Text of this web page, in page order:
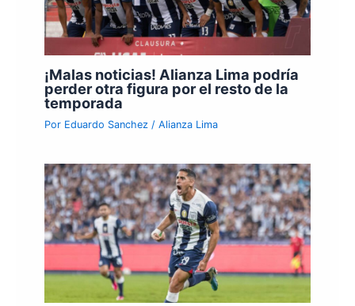
¡Malas noticias! Alianza Lima podría
perder otra figura por el resto de la
temporada
Por Eduardo Sanchez /Alianza Lima